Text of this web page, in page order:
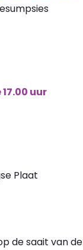
uur
Plaat
de saait van de